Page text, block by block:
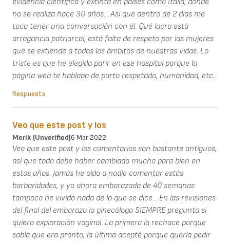
no se realiza hace 30 años... Así que dentro de 2 días me
toca tener una conversación con él. Qué lacra está
arrogancia patriarcal, está falta de respeto por las mujeres
que se extiende a todos los ámbitos de nuestras vidas. Lo
triste es que he elegido parir en ese hospital porque la
página web te hablaba de parto respetado, humanidad, etc...
Respuesta
Veo que este post y los
Merik (unverified)6 Mar 2022
Veo que este post y los comentarios son bastante antiguos,
así que todo debe haber cambiado mucho para bien en
estos años. Jamás he oído a nadie comentar estás
barbaridades, y yo ahora embarazada de 40 semanas
tampoco he vivido nada de lo que se dice... En las revisiones
del final del embarazo la ginecóloga SIEMPRE pregunta si
quiero exploración vaginal. La primera la rechace porque
sabía que era pronto, la última acepté porque quería pedir